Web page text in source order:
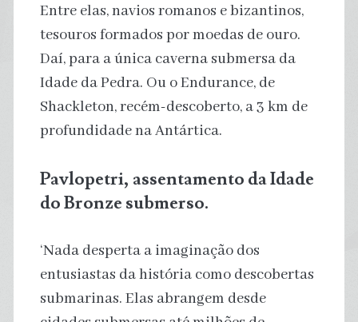
Entre elas, navios romanos e bizantinos,
tesouros formados por moedas de ouro.
Daí, para a única caverna submersa da
Idade da Pedra. Ou o Endurance, de
Shackleton, recém-descoberto, a 3 km de
profundidade na Antártica.
Pavlopetri, assentamento da Idade
do Bronze submerso.
‘Nada desperta a imaginação dos
entusiastas da história como descobertas
submarinas. Elas abrangem desde